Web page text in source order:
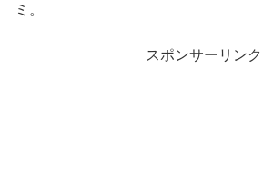
ミ。
スポンサーリンク